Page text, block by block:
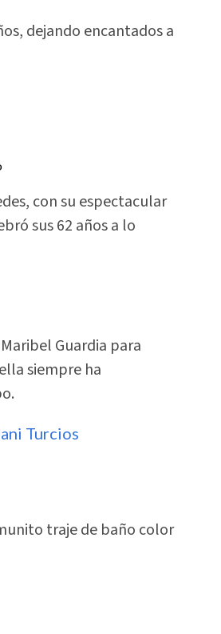
dejando encantados a
con su espectacular
sus 62 años a lo
Guardia para
siempre ha
Turcios
traje de baño color